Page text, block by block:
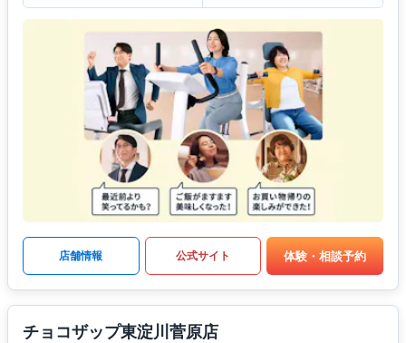
店舗情報 公式サイト 体験・相談予約
チョコザップ東淀川菅原店